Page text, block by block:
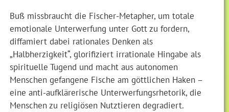
Buß missbraucht die Fischer-Metapher, um totale
emotionale Unterwerfung unter Gott zu fordern,
diffamiert dabei rationales Denken als
„Halbherzigkeit“, glorifiziert irrationale Hingabe als
spirituelle Tugend und macht aus autonomen
Menschen gefangene Fische am göttlichen Haken –
eine anti-aufklärerische Unterwerfungsrhetorik, die
Menschen zu religiösen Nutztieren degradiert.